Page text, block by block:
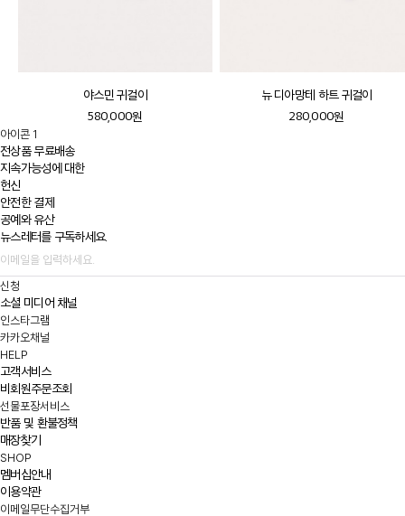
야스민 귀걸이
580,000원
뉴 디아망테 하트 귀걸이
280,000원
아이콘 1
전상품 무료배송
지속가능성에 대한
헌신
안전한 결제
공예와 유산
뉴스레터를 구독하세요.
신청
소셜 미디어 채널
인스타그램
카카오채널
HELP
고객서비스
비회원주문조회
선물포장서비스
반품 및 환불정책
매장찾기
SHOP
멤버십안내
이용약관
이메일무단수집거부